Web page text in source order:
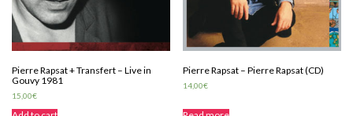
Pierre Rapsat + Transfert – Live in
Gouvy 1981
15,00€
Pierre Rapsat – Pierre Rapsat (CD)
14,00€